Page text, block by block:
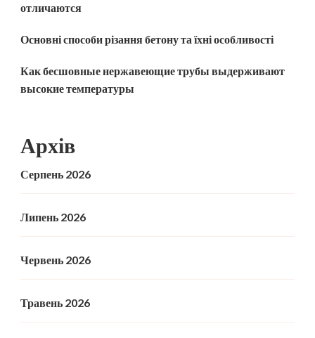
отличаются
Основні способи різання бетону та їхні особливості
Как бесшовные нержавеющие трубы выдерживают
высокие температуры
Архів
Серпень 2026
Липень 2026
Червень 2026
Травень 2026